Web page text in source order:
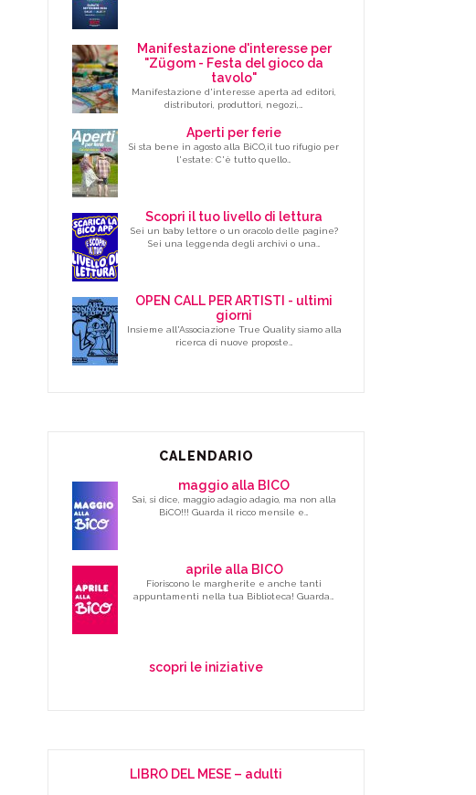
Manifestazione d'interesse per
"Zügom - Festa del gioco da
tavolo"
Manifestazione d'interesse aperta ad editori,
distributori, produttori, negozi,…
Aperti per ferie
Si sta bene in agosto alla BiCO,il tuo rifugio per
l'estate: C'è tutto quello…
Scopri il tuo livello di lettura
Sei un baby lettore o un oracolo delle pagine?
Sei una leggenda degli archivi o una…
OPEN CALL PER ARTISTI - ultimi
giorni
Insieme all'Associazione True Quality siamo alla
ricerca di nuove proposte…
CALENDARIO
maggio alla BICO
Sai, si dice, maggio adagio adagio, ma non alla
BiCO!!! Guarda il ricco mensile e…
aprile alla BICO
Fioriscono le margherite e anche tanti
appuntamenti nella tua Biblioteca! Guarda…
scopri le iniziative
LIBRO DEL MESE – adulti